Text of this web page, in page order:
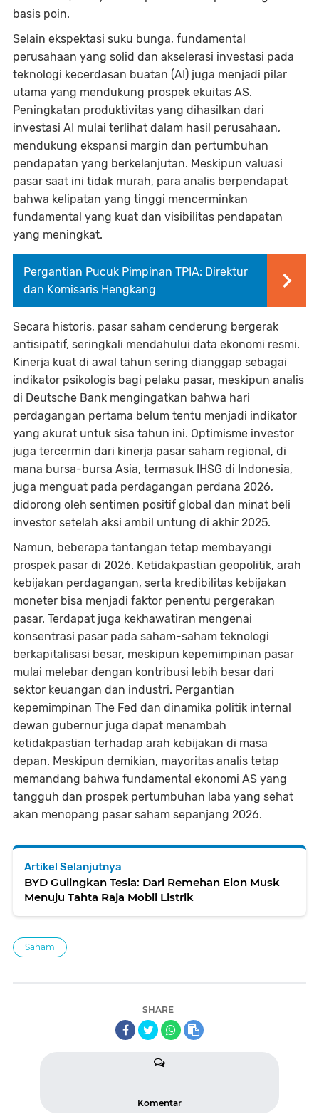
basis poin.
Selain ekspektasi suku bunga, fundamental
perusahaan yang solid dan akselerasi investasi pada
teknologi kecerdasan buatan (AI) juga menjadi pilar
utama yang mendukung prospek ekuitas AS.
Peningkatan produktivitas yang dihasilkan dari
investasi AI mulai terlihat dalam hasil perusahaan,
mendukung ekspansi margin dan pertumbuhan
pendapatan yang berkelanjutan. Meskipun valuasi
pasar saat ini tidak murah, para analis berpendapat
bahwa kelipatan yang tinggi mencerminkan
fundamental yang kuat dan visibilitas pendapatan
yang meningkat.
Pergantian Pucuk Pimpinan TPIA: Direktur
dan Komisaris Hengkang
Secara historis, pasar saham cenderung bergerak
antisipatif, seringkali mendahului data ekonomi resmi.
Kinerja kuat di awal tahun sering dianggap sebagai
indikator psikologis bagi pelaku pasar, meskipun analis
di Deutsche Bank mengingatkan bahwa hari
perdagangan pertama belum tentu menjadi indikator
yang akurat untuk sisa tahun ini. Optimisme investor
juga tercermin dari kinerja pasar saham regional, di
mana bursa-bursa Asia, termasuk IHSG di Indonesia,
juga menguat pada perdagangan perdana 2026,
didorong oleh sentimen positif global dan minat beli
investor setelah aksi ambil untung di akhir 2025.
Namun, beberapa tantangan tetap membayangi
prospek pasar di 2026. Ketidakpastian geopolitik, arah
kebijakan perdagangan, serta kredibilitas kebijakan
moneter bisa menjadi faktor penentu pergerakan
pasar. Terdapat juga kekhawatiran mengenai
konsentrasi pasar pada saham-saham teknologi
berkapitalisasi besar, meskipun kepemimpinan pasar
mulai melebar dengan kontribusi lebih besar dari
sektor keuangan dan industri. Pergantian
kepemimpinan The Fed dan dinamika politik internal
dewan gubernur juga dapat menambah
ketidakpastian terhadap arah kebijakan di masa
depan. Meskipun demikian, mayoritas analis tetap
memandang bahwa fundamental ekonomi AS yang
tangguh dan prospek pertumbuhan laba yang sehat
akan menopang pasar saham sepanjang 2026.
Artikel Selanjutnya
BYD Gulingkan Tesla: Dari Remehan Elon Musk
Menuju Tahta Raja Mobil Listrik
Saham
SHARE
Komentar